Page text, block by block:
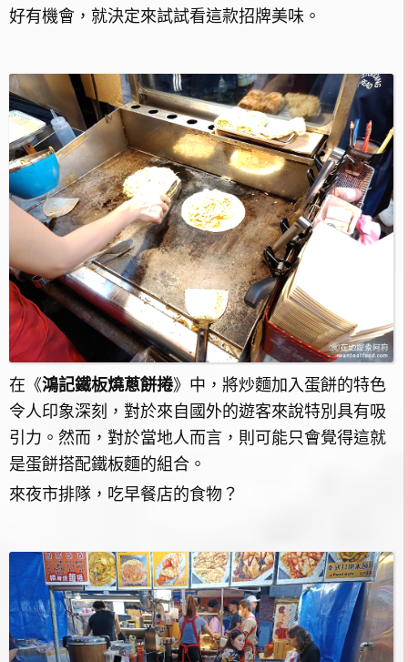
好有機會，就決定來試試看這款招牌美味。
在《鴻記鐵板燒蔥餅捲》中，將炒麵加入蛋餅的特色
令人印象深刻，對於來自國外的遊客來說特別具有吸
引力。然而，對於當地人而言，則可能只會覺得這就
是蛋餅搭配鐵板麵的組合。
來夜市排隊，吃早餐店的食物？